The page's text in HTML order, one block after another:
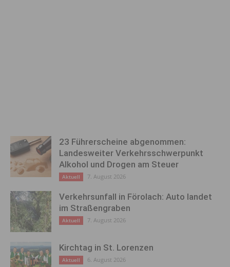
23 Führerscheine abgenommen:
Landesweiter Verkehrsschwerpunkt
Alkohol und Drogen am Steuer
Aktuell 7. August 2026
Verkehrsunfall in Förolach: Auto landet
im Straßengraben
Aktuell 7. August 2026
Kirchtag in St. Lorenzen
Aktuell 6. August 2026